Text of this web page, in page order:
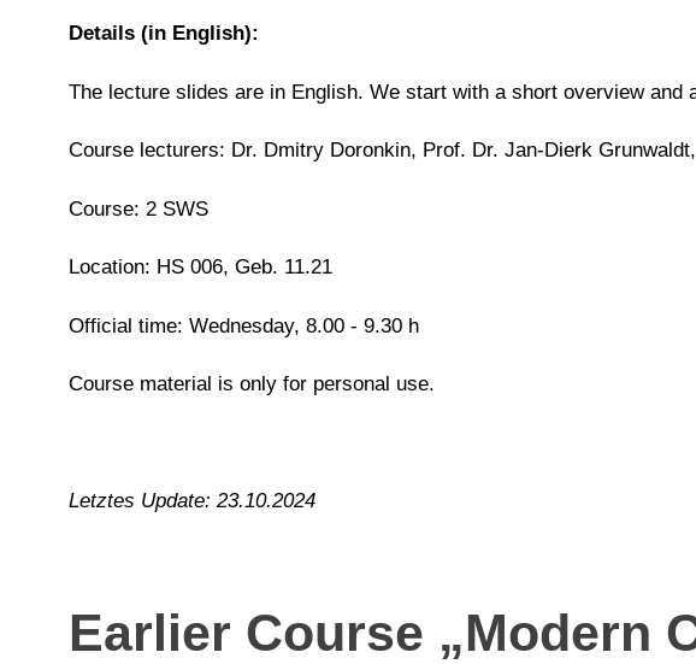
Details (in English):
The lecture slides are in English. We start with a short overview and
Course lecturers: Dr. Dmitry Doronkin, Prof. Dr. Jan-Dierk
Course: 2 SWS
Location: HS 006, Geb. 11.21
Official time: Wednesday, 8.00 - 9.30 h
Course material is only for personal use.
Letztes Update: 23.10.2024
Earlier Course „Modern